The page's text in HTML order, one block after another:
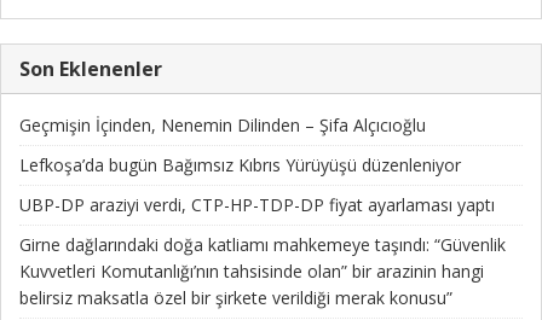
Son Eklenenler
Geçmişin İçinden, Nenemin Dilinden – Şifa Alçıcıoğlu
Lefkoşa’da bugün Bağımsız Kıbrıs Yürüyüşü düzenleniyor
UBP-DP araziyi verdi, CTP-HP-TDP-DP fiyat ayarlaması yaptı
Girne dağlarındaki doğa katliamı mahkemeye taşındı: “Güvenlik
Kuvvetleri Komutanlığı’nın tahsisinde olan” bir arazinin hangi
belirsiz maksatla özel bir şirkete verildiği merak konusu”